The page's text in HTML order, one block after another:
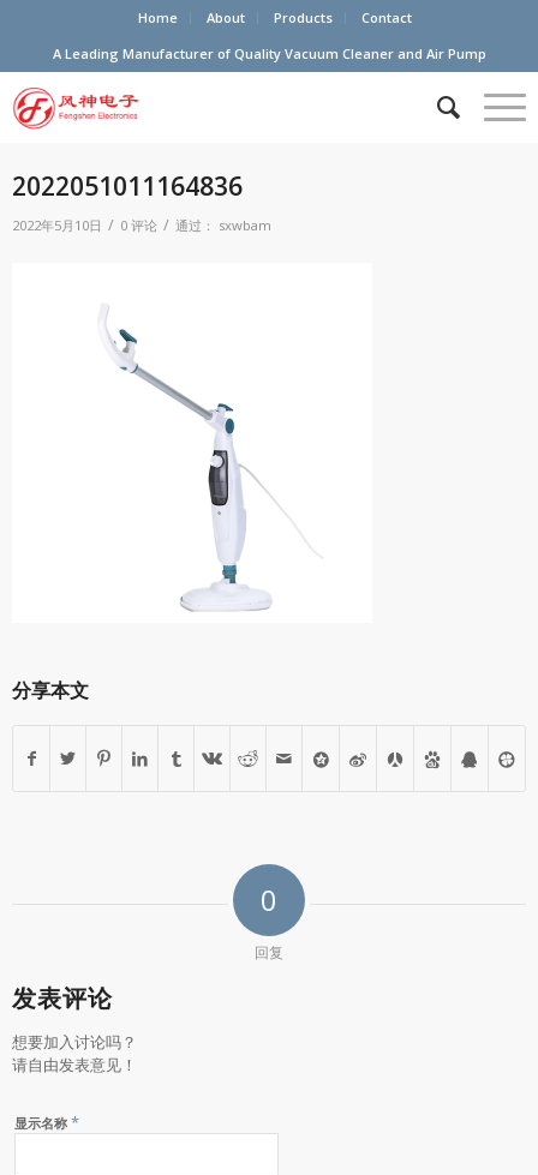
Home About Products
Contact
A Leading Manufacturer of Quality Vacuum Cleaner and Air Pump
2022051011164836
2022年5月10日 / 0 评论 / 通过： sxwbam
分享本文
0
回复
发表评论
想要加入讨论吗？
请自由发表意见！
显示名称 *